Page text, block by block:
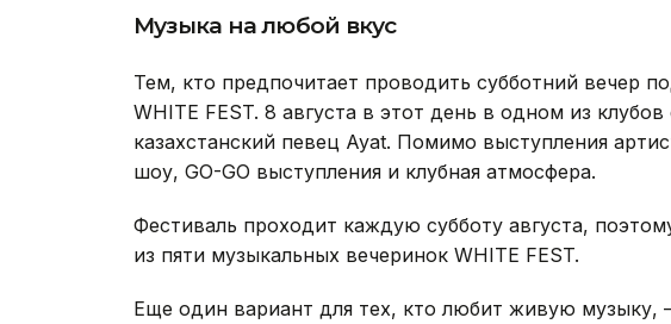
Музыка на любой вкус
Тем, кто предпочитает проводить субботний вечер
WHITE FEST. 8 августа в этот день в одном из
казахстанский певец Ayat. Помимо выступления
шоу, GO-GO выступления и клубная атмосфера.
Фестиваль проходит каждую субботу августа,
из пяти музыкальных вечеринок WHITE FEST.
Еще один вариант для тех, кто любит живую